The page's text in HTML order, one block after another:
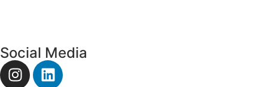
Social Media